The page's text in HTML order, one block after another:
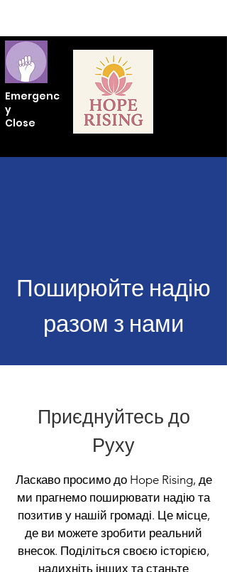
Emergenc
y
Close
Поширюйте надію
разом з нами
Приєднуйтесь до
Руху
Ласкаво просимо до Hope Rising, де
ми прагнемо поширювати надію та
позитив у нашій громаді. Це місце,
де ви можете зробити реальний
внесок. Поділіться своєю історією,
надихніть інших та станьте